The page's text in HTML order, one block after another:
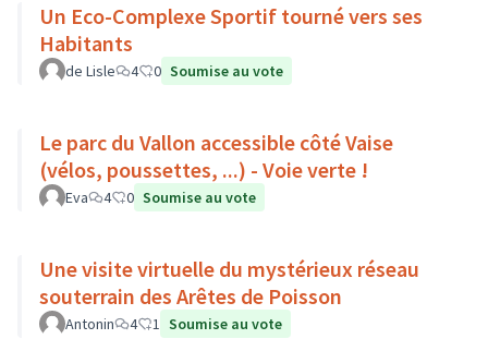
Un Eco-Complexe Sportif tourné vers ses
Habitants
de Lisle 4 0 Soumise au vote
Le parc du Vallon accessible côté Vaise
(vélos, poussettes, ...) - Voie verte !
Eva 4 0 Soumise au vote
Une visite virtuelle du mystérieux réseau
souterrain des Arêtes de Poisson
Antonin 4 1 Soumise au vote